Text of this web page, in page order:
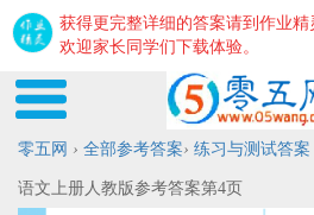
获得更完整详细的答案请到作业精
欢迎家长同学们下载体验。
零五网 › 全部参考答案› 练习与测试答案
语文上册人教版参考答案第4页